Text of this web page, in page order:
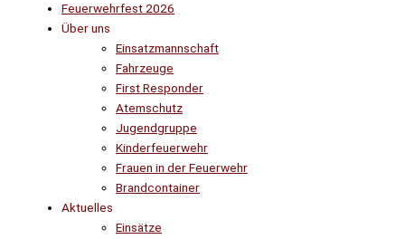
Feuerwehrfest 2026
Über uns
Einsatzmannschaft
Fahrzeuge
First Responder
Atemschutz
Jugendgruppe
Kinderfeuerwehr
Frauen in der Feuerwehr
Brandcontainer
Aktuelles
Einsätze